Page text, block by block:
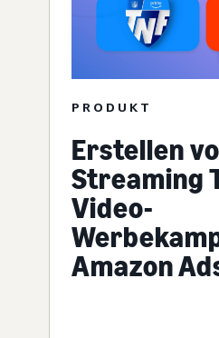
PRODUKT
Erstellen
Streaming
Video-
Amazon